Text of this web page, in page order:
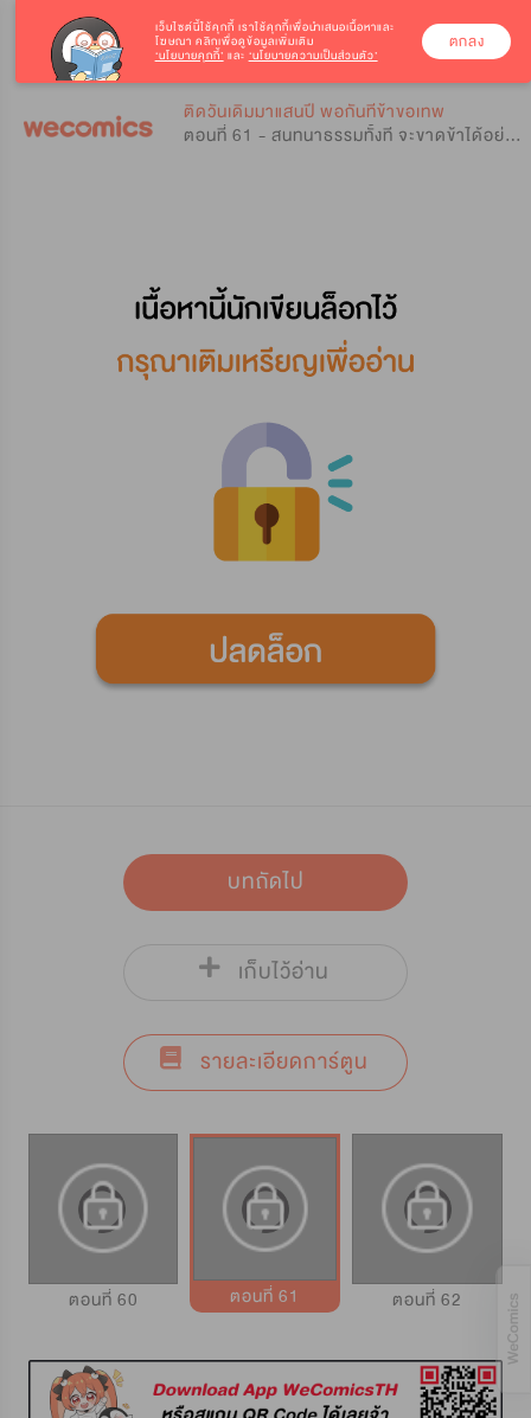
ติดวันเดิมมาแสนปี พอกันทีข้าขอเทพ
ตอนที่ 61 - สนทนาธรรมทั้งที จะขาดข้าได้อย่างไร
บทถัดไป
เก็บไว้อ่าน
รายละเอียดการ์ตูน
ตอนที่ 60 ตอนที่ 61 ตอนที่ 62
เว็บไซต์นี้ใช้คุกกี้ เราใช้คุกกี้เพื่อนำเสนอเนื้อหาและ
โฆษณา คลิกเพื่อดูข้อมูลเพิ่มเติม
‘นโยบายคุกกี้’ และ ‘นโยบายความเป็นส่วนตัว’
ตกลง